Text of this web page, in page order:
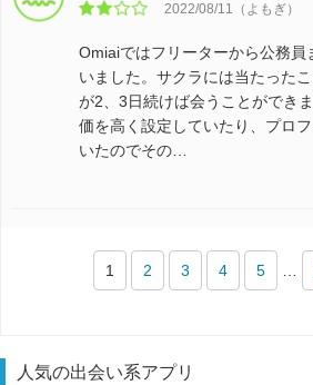
2022/08/11（よもぎ）
Omiaiではフリーターから公務員
いました。サクラには当たった
が2、3日続けば会うことができ
価を高く設定していたり、プロ
いたのでその…
1 2 3 4 5 …
人気の出会い系アプリ